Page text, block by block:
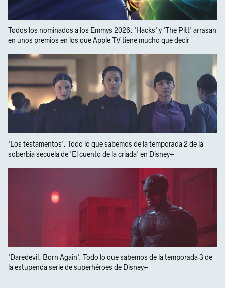
Todos los nominados a los Emmys 2026: 'Hacks' y 'The Pitt' arrasan
en unos premios en los que Apple TV tiene mucho que decir
'Los testamentos'. Todo lo que sabemos de la temporada 2 de la
soberbia secuela de 'El cuento de la criada' en Disney+
'Daredevil: Born Again'. Todo lo que sabemos de la temporada 3 de
la estupenda serie de superhéroes de Disney+